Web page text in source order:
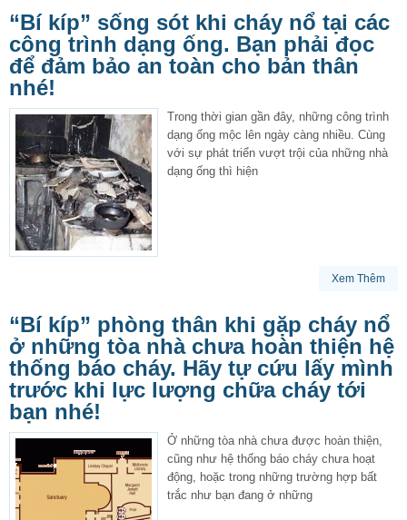
“Bí kíp” sống sót khi cháy nổ tại các
công trình dạng ống. Bạn phải đọc
để đảm bảo an toàn cho bản thân
nhé!
Trong thời gian gần đây, những công trình
dạng ống mộc lên ngày càng nhiều. Cùng
với sự phát triển vượt trội của những nhà
dạng ống thì hiện
Xem Thêm
“Bí kíp” phòng thân khi gặp cháy nổ
ở những tòa nhà chưa hoàn thiện hệ
thống báo cháy. Hãy tự cứu lấy mình
trước khi lực lượng chữa cháy tới
bạn nhé!
Ở những tòa nhà chưa được hoàn thiện,
cũng như hệ thống báo cháy chưa hoạt
động, hoặc trong những trường hợp bất
trắc như bạn đang ở những